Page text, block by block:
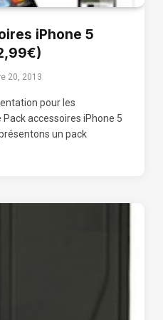
iPhone 5
20, 2013
pour les
Pack accessoires iPhone 5
un pack